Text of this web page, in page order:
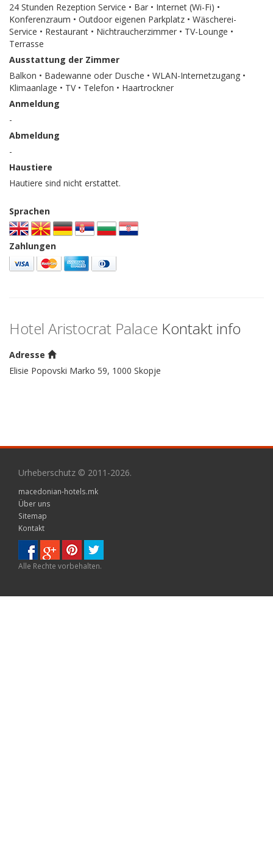
24 Stunden Rezeption Service • Bar • Internet (Wi-Fi) •
Konferenzraum • Outdoor eigenen Parkplatz • Wäscherei-
Service • Restaurant • Nichtraucherzimmer • TV-Lounge •
Terrasse
Ausstattung der Zimmer
Balkon • Badewanne oder Dusche • WLAN-Internetzugang •
Klimaanlage • TV • Telefon • Haartrockner
Anmeldung
-
Abmeldung
-
Haustiere
Hautiere sind nicht erstattet.
Sprachen
Zahlungen
Hotel Aristocrat Palace Kontakt info
Adresse
Elisie Popovski Marko 59, 1000 Skopje
Urheberschutz © 2011-2026.
macedonian-hotels.mk
Über uns
Sitemap
Kontakt
Alle Rechte vorbehalten.